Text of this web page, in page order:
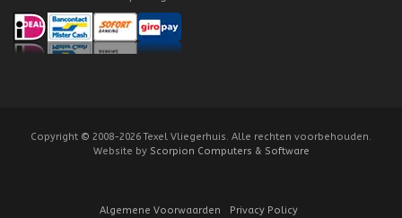
Copyright © 2008-2026 Texel Vliegerhuis. Alle rechten voorbehouden.
Website by Scorpion Computers & Software
Algemene Voorwaarden Privacy Policy